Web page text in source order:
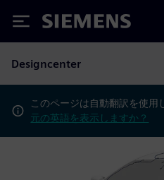
Siemens
Designcenter
このページは自動翻訳を使用
元の英語を表示しますか？